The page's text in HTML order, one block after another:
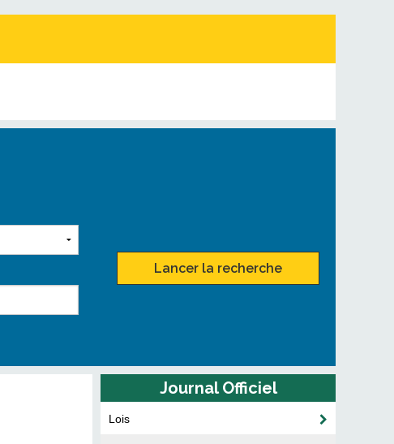
Lancer la recherche
Journal Officiel
Lois